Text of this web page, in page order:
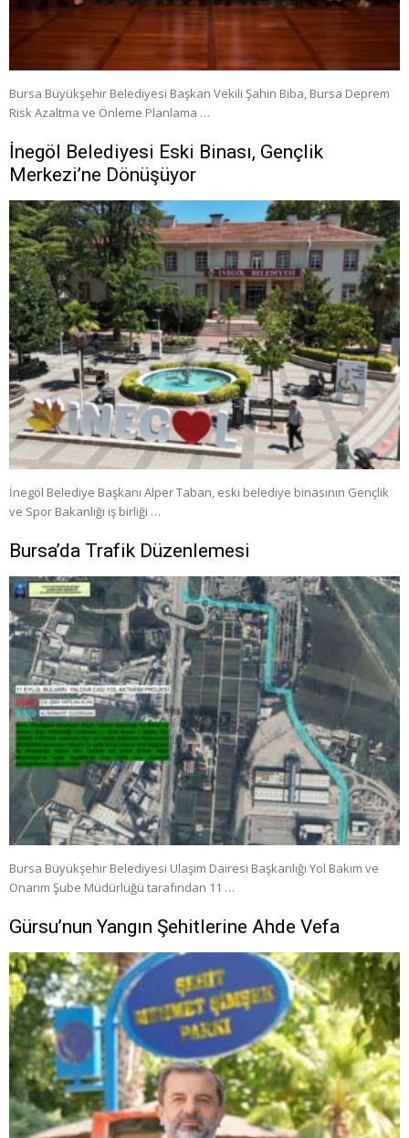
Bursa Büyükşehir Belediyesi Başkan Vekili Şahin Biba, Bursa Deprem
Risk Azaltma ve Önleme Planlama …
İnegöl Belediyesi Eski Binası, Gençlik
Merkezi’ne Dönüşüyor
İnegöl Belediye Başkanı Alper Taban, eski belediye binasının Gençlik
ve Spor Bakanlığı iş birliği …
Bursa’da Trafik Düzenlemesi
Bursa Büyükşehir Belediyesi Ulaşım Dairesi Başkanlığı Yol Bakım ve
Onarım Şube Müdürlüğü tarafından 11 …
Gürsu’nun Yangın Şehitlerine Ahde Vefa